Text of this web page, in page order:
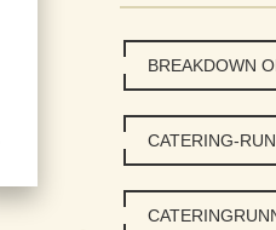
BREAKDOWN
CATERING-